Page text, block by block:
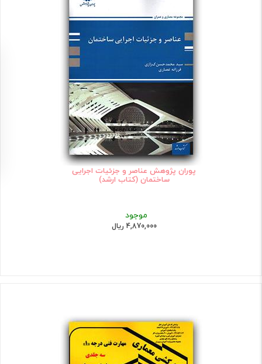
پوران پژوهش عناصر و جزئیات اجرایی
ساختمان (کتاب ارشد)
موجود
4,870,000 ریال